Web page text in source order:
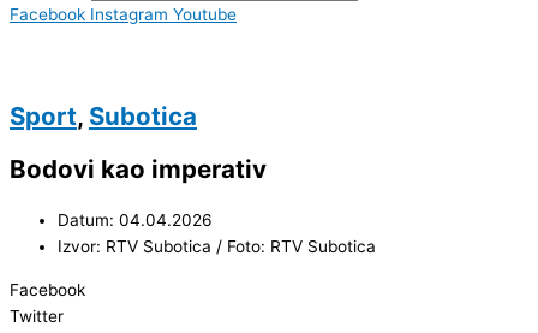
Facebook Instagram Youtube
Sport, Subotica
Bodovi kao imperativ
Datum: 04.04.2026
Izvor: RTV Subotica / Foto: RTV Subotica
Facebook
Twitter